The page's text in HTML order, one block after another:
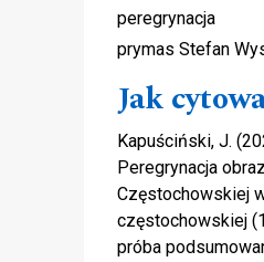
peregrynacja
prymas Stefan
Jak
Kapuściński, J.
Peregrynacja
Częstochowskiej
częstochowskiej
próba